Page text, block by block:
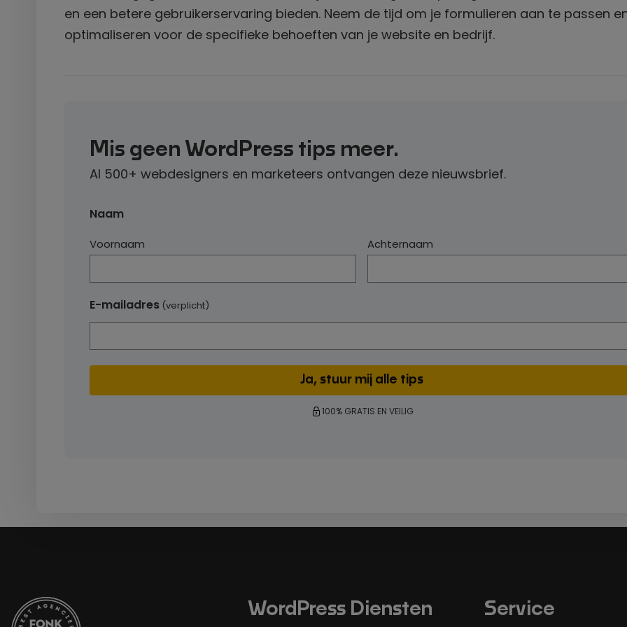
en een betere gebruikerservaring bieden. Neem de tijd om je formulieren aan te passen
optimaliseren voor de specifieke behoeften van je website en bedrijf.
Mis geen WordPress tips meer.
Al 500+ webdesigners en marketeers ontvangen deze nieuwsbrief.
Naam
Voornaam Achternaam
E-mailadres (verplicht)
100% GRATIS EN VEILIG
WordPress Diensten Service